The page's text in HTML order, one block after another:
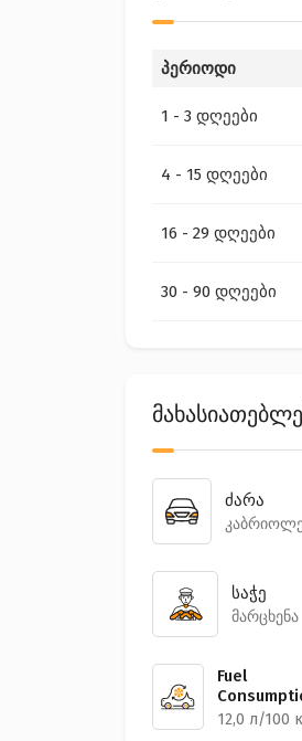
პერიოდი
1 - 3 დღეები
4 - 15 დღეები
16 - 29 დღეები
30 - 90 დღეები
ძარა
საჭე
მარცხენა
Fuel
12,0 л/100